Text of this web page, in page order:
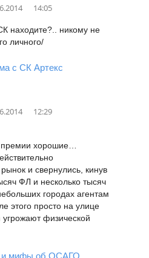
14:05
находите?.. никому не
личного/
с СК Артекс
12:29
премии хорошие…
и свернулись, кинув
ФЛ и несколько тысяч
городах агентам
этого просто на улице
угрожают физической